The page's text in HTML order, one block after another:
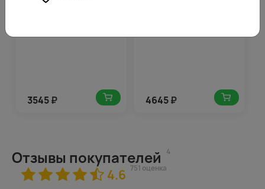
упаковке
3545₽ 4645₽
Отзывы покупателей 4
4.6 751 оценка